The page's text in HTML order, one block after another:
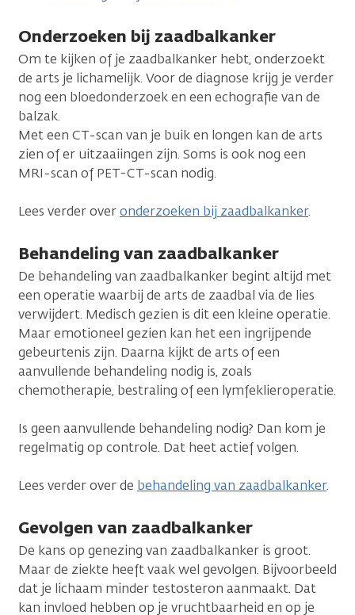
Onderzoeken bij zaadbalkanker
Om te kijken of je zaadbalkanker hebt, onderzoekt
de arts je lichamelijk. Voor de diagnose krijg je verder
nog een bloedonderzoek en een echografie van de
balzak.
Met een CT-scan van je buik en longen kan de arts
zien of er uitzaaiingen zijn. Soms is ook nog een
MRI-scan of PET-CT-scan nodig.
Lees verder overonderzoeken bij zaadbalkanker.
Behandeling van zaadbalkanker
De behandeling van zaadbalkanker begint altijd met
een operatie waarbij de arts de zaadbal via de lies
verwijdert. Medisch gezien is dit een kleine operatie.
Maar emotioneel gezien kan het een ingrijpende
gebeurtenis zijn. Daarna kijkt de arts of een
aanvullende behandeling nodig is, zoals
chemotherapie, bestraling of een lymfeklieroperatie.
Is geen aanvullende behandeling nodig? Dan kom je
regelmatig op controle. Dat heet actief volgen.
Lees verder over de behandeling van zaadbalkanker.
Gevolgen van zaadbalkanker
De kans op genezing van zaadbalkanker is groot.
Maar de ziekte heeft vaak wel gevolgen. Bijvoorbeeld
dat je lichaam minder testosteron aanmaakt. Dat
kan invloed hebben op je vruchtbaarheid en op je